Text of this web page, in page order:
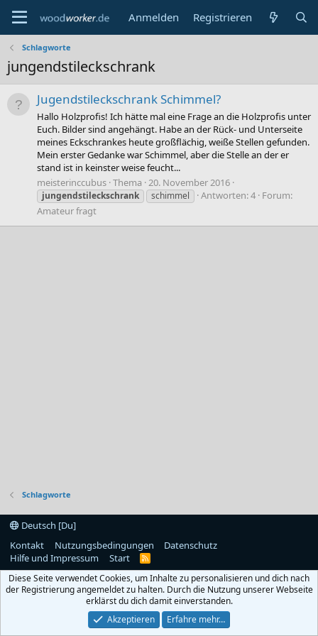
Anmelden Registrieren
Schlagworte
jungendstileckschrank
Jugendstileckschrank Schimmel?
Hallo Holzprofis! Ich hätte mal eine Frage an die Holzprofis unter
Euch. Bilder sind angehängt. Habe an der Rück- und Unterseite
meines Eckschrankes heute großflächig, weiße Stellen gefunden.
Mein erster Gedanke war Schimmel, aber die Stelle an der er
stand ist in keinster weise feucht...
meisterinccubus Thema 20. November 2016
jungendstileckschrank schimmel Antworten: 4 Forum:
Amateur fragt
Schlagworte
Deutsch [Du]
Kontakt
Nutzungsbedingungen
Datenschutz
Hilfe und Impressum
Start
R
S
Diese Seite verwendet Cookies, um Inhalte zu personalisieren und dich nach
der Registrierung angemeldet zu halten. Durch die Nutzung unserer Webseite
erklärst du dich damit einverstanden.
Akzeptieren
Erfahre mehr…